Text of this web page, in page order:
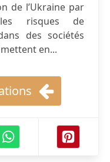
de l’Ukraine par
risques de
des sociétés
en...